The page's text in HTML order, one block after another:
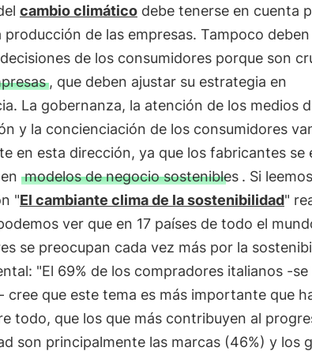
cambio climáticodebe tenerse en cuenta
producción de las empresas. Tampoco
de los consumidores porque son
, que deben ajustar su estrategia en
La gobernanza, la atención de los medios
y la concienciación de los consumidores
en esta dirección, ya que los fabricantes se
modelos de negocio sostenibles . Si
"El cambiante clima de la sostenibilidad"
ver que en 17 países de todo el
se preocupan cada vez más por la
"El 69% de los compradores italianos -se
cree que este tema es más importante que
todo, que los que más contribuyen al
son principalmente las marcas (46%) y los